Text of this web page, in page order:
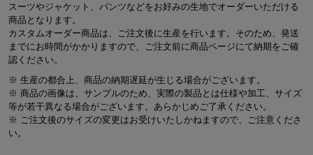
スーツやジャケット、パンツなどをお好みの生地でオーダーいただける
商品となります。
カスタムオーダー商品は、ご注文後に生産を行います。そのため、発送
までにお時間がかかりますので、ご注文前に商品ページにて納期をご確
認ください。
※ 生産の都合上、商品の納期遅延が生じる場合がございます。
※ 商品の画像は、サンプルのため、実際の製品とは仕様や加工、サイズ
等が若干異なる場合がございます。あらかじめご了承ください。
※ ご注文後のサイズの変更はお受けいたしかねますので、ご注意くださ
い。